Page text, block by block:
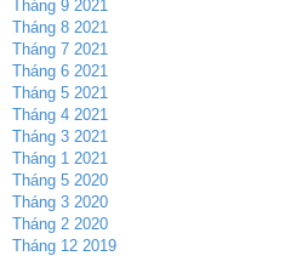
Tháng 9 2021
Tháng 8 2021
Tháng 7 2021
Tháng 6 2021
Tháng 5 2021
Tháng 4 2021
Tháng 3 2021
Tháng 1 2021
Tháng 5 2020
Tháng 3 2020
Tháng 2 2020
Tháng 12 2019